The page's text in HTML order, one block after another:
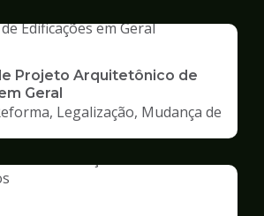
Projeto Arquitetônico de
Geral
Legalização, Mudança de